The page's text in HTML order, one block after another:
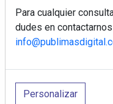
Política de Privacidad
Política de Cookies
Política de Redes
Aviso Legal
¿Quiénes somos?
Para cualquier
dudes en
Personalizar